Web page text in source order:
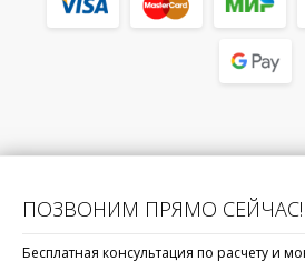
ПОЗВОНИМ ПРЯМО СЕЙЧАС!
Бесплатная консультация по расчету и